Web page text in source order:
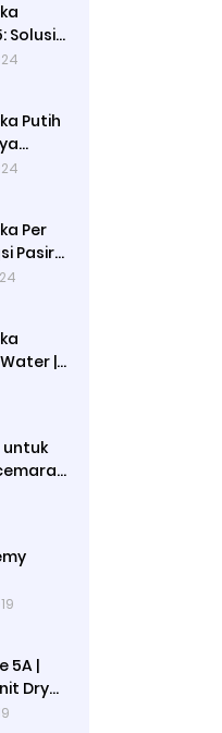
Solusi
Putih
Per
Pasir
|
untuk
5A |
Dryer